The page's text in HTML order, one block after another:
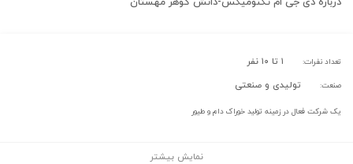
تعداد نفرات: ۱ تا ۱۰ نفر
صنعت: تولیدی و صنعتی
یک شرکت فعال در زمینه تولید خوراک دام و طیور
نمایش بیشتر